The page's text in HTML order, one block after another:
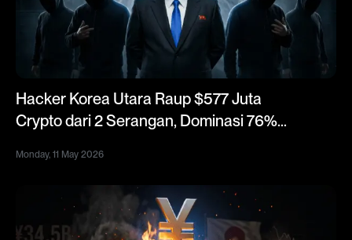
Hacker Korea Utara Raup $577 Juta
Crypto dari 2 Serangan, Dominasi 76%
Monday, 11 May 2026